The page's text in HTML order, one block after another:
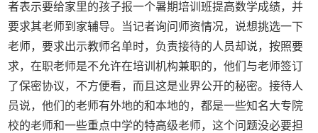
者表示要给家里的孩子报一个暑期培训班提高数学成绩，并
要求其老师到家辅导。当记者询问师资情况，说想挑选一下
老师，要求出示教师名单时，负责接待的人员却说，按照要
求，在职老师是不允许在培训机构兼职的，他们与老师签订
了保密协议，不方便看，而且这是业界公开的秘密。接待人
员说，他们的老师有外地的和本地的，都是一些知名大专院
校的老师和一些重点中学的特高级老师，这个问题没必要担